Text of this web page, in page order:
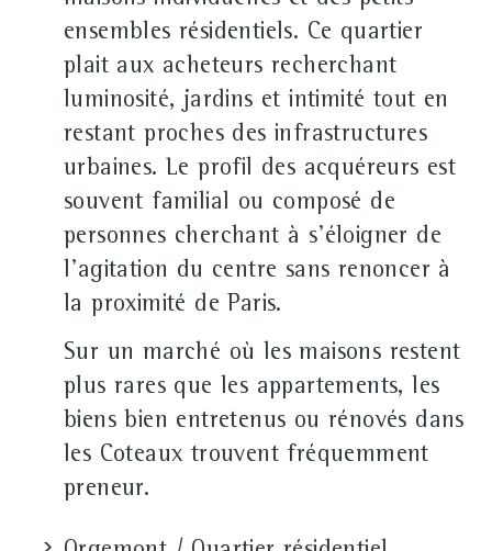
ensembles résidentiels. Ce quartier
plait aux acheteurs recherchant
luminosité, jardins et intimité tout en
restant proches des infrastructures
urbaines. Le profil des acquéreurs est
souvent familial ou composé de
personnes cherchant à s'éloigner de
l'agitation du centre sans renoncer à
la proximité de Paris.
Sur un marché où les maisons restent
plus rares que les appartements, les
biens bien entretenus ou rénovés dans
les Coteaux trouvent fréquemment
preneur.